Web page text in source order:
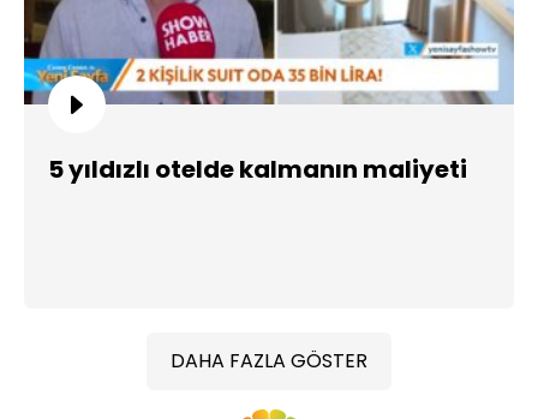
5 yıldızlı otelde kalmanın maliyeti
DAHA FAZLA GÖSTER